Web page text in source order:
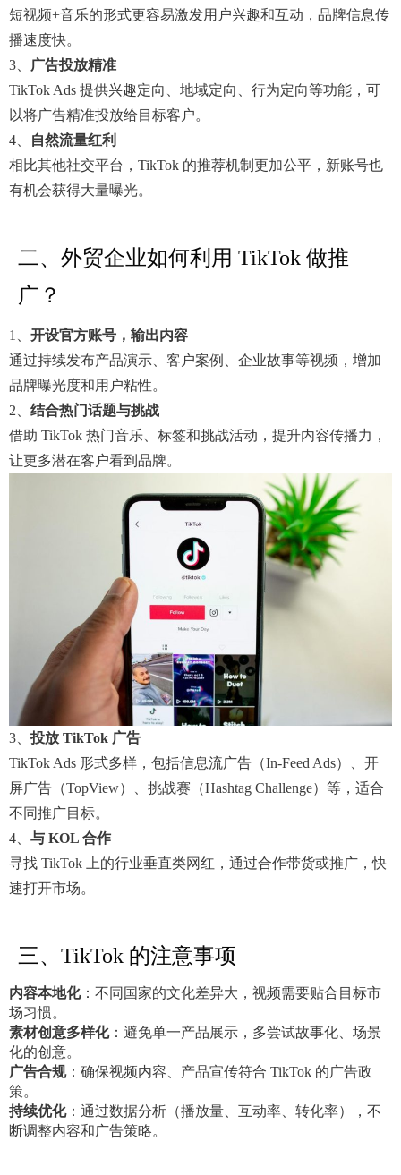
短视频+音乐的形式更容易激发用户兴趣和互动，品牌信息传
播速度快。
3、 广告投放精准
TikTok Ads 提供兴趣定向、地域定向、行为定向等功能，可
以将广告精准投放给目标客户。
4、
自然流量红利
相比其他社交平台，TikTok 的推荐机制更加公平，新账号也
有机会获得大量曝光。
二、外贸企业如何利用 TikTok 做推
广？
1、 开设官方账号，输出内容
通过持续发布产品演示、客户案例、企业故事等视频，增加
品牌曝光度和用户粘性。
2、 结合热门话题与挑战
借助 TikTok 热门音乐、标签和挑战活动，提升内容传播力，
让更多潜在客户看到品牌。
3、 投放 TikTok 广告
TikTok Ads 形式多样，包括信息流广告（In-Feed Ads）、开
屏广告（TopView）、挑战赛（Hashtag Challenge）等，适合
不同推广目标。
4、 与 KOL 合作
寻找 TikTok 上的行业垂直类网红，通过合作带货或推广，快
速打开市场。
三、TikTok 的注意事项
内容本地化：不同国家的文化差异大，视频需要贴合目标市
场习惯。
素材创意多样化：避免单一产品展示，多尝试故事化、场景
化的创意。
广告合规：确保视频内容、产品宣传符合 TikTok 的广告政
策。
持续优化：通过数据分析（播放量、互动率、转化率），不
断调整内容和广告策略。